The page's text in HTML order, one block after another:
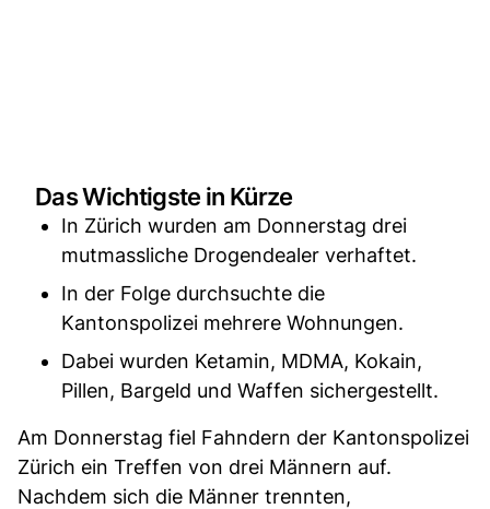
Das Wichtigste in Kürze
In Zürich wurden am Donnerstag drei
mutmassliche Drogendealer verhaftet.
In der Folge durchsuchte die
Kantonspolizei mehrere Wohnungen.
Dabei wurden Ketamin, MDMA, Kokain,
Pillen, Bargeld und Waffen sichergestellt.
Am Donnerstag fiel Fahndern der Kantonspolizei
Zürich ein Treffen von drei Männern auf.
Nachdem sich die Männer trennten,